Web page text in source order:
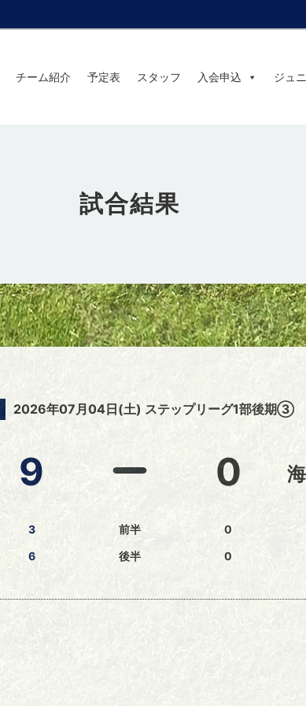
チーム紹介 予定表 スタッフ 入会申込 ジュ
試合結果
2026年07月04日(土) ステップリーグ1部後期③
9
3
6
前半
後半
0
0
0